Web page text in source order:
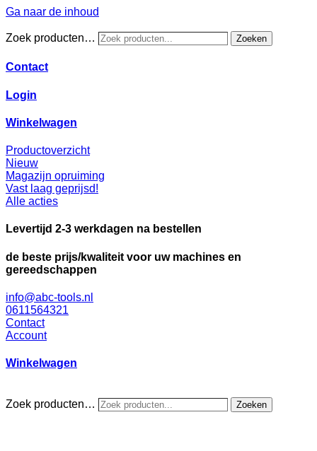
Ga naar de inhoud
Zoek producten… Zoeken
Contact
Login
Winkelwagen
Productoverzicht
Nieuw
Magazijn opruiming
Vast laag geprijsd!
Alle acties
Levertijd 2-3 werkdagen na bestellen
de beste prijs/kwaliteit voor uw machines en
gereedschappen
info@abc-tools.nl
0611564321
Contact
Account
Winkelwagen
Zoek producten… Zoeken